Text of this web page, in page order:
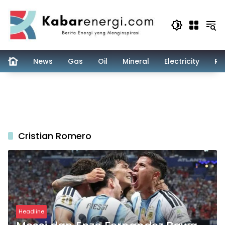
content
News Gas Oil Mineral Electricity
Cristian Romero
Headline